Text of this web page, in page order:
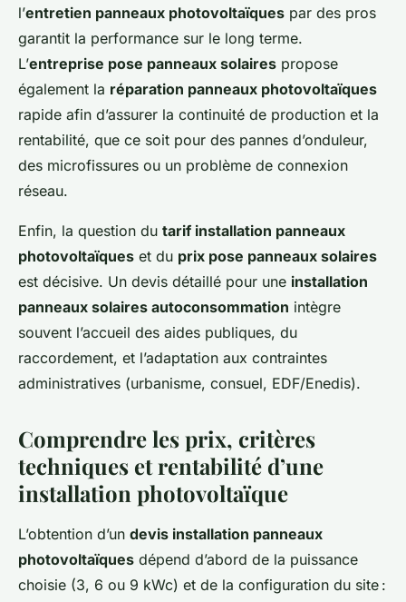
l’entretien panneaux photovoltaïques par des pros
garantit la performance sur le long terme.
L’entreprise pose panneaux solaires propose
également la réparation panneaux photovoltaïques
rapide afin d’assurer la continuité de production et la
rentabilité, que ce soit pour des pannes d’onduleur,
des microfissures ou un problème de connexion
réseau.
Enfin, la question du tarif installation panneaux
photovoltaïques et du prix pose panneaux solaires
est décisive. Un devis détaillé pour une installation
panneaux solaires autoconsommation intègre
souvent l’accueil des aides publiques, du
raccordement, et l’adaptation aux contraintes
administratives (urbanisme, consuel, EDF/Enedis).
Comprendre les prix, critères
techniques et rentabilité d’une
installation photovoltaïque
L’obtention d’un devis installation panneaux
photovoltaïques dépend d’abord de la puissance
choisie (3, 6 ou 9 kWc) et de la configuration du site :